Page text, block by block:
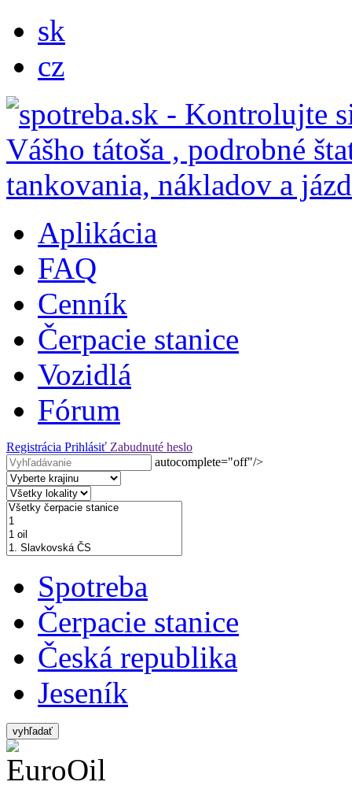
sk
cz
Aplikácia
FAQ
Cenník
Čerpacie stanice
Vozidlá
Fórum
Registrácia Prihlásiť Zabudnuté heslo
autocomplete="off"/>
Spotreba
Čerpacie stanice
Česká republika
Jeseník
vyhľadať